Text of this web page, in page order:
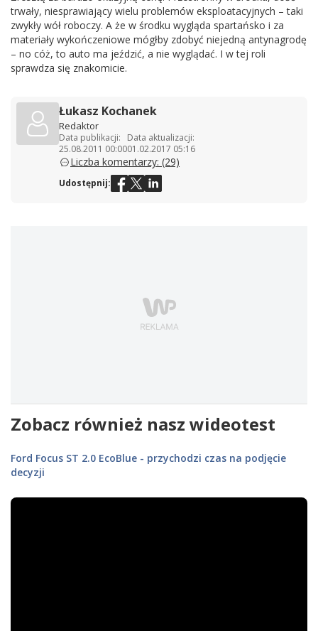
trwały, niesprawiający wielu problemów eksploatacyjnych – taki
zwykły wół roboczy. A że w środku wygląda spartańsko i za
materiały wykończeniowe mógłby zdobyć niejedną antynagrodę
– no cóż, to auto ma jeździć, a nie wyglądać. I w tej roli
sprawdza się znakomicie.
Łukasz Kochanek
Redaktor
Data publikacji:
25.08.2011 00:00
Data aktualizacji:
01.02.2017 05:16
Liczba komentarzy: (29)
Udostępnij:
Zobacz również nasz wideotest
Ford Focus ST 2.0 EcoBlue - przychodzi czas na podjęcie
decyzji